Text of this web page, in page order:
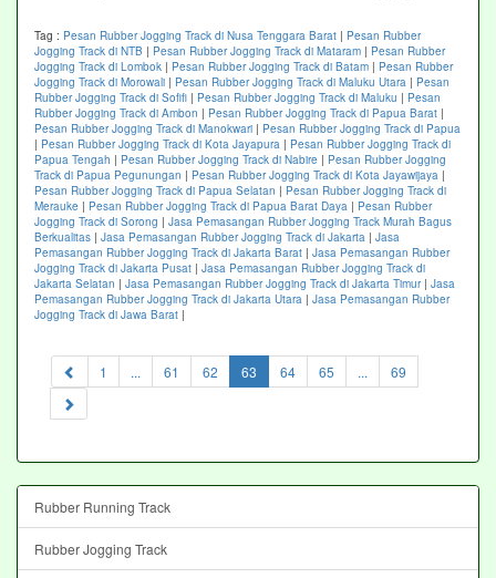
Tag : Pesan Rubber Jogging Track di Nusa Tenggara Barat | Pesan Rubber
Jogging Track di NTB | Pesan Rubber Jogging Track di Mataram | Pesan Rubber
Jogging Track di Lombok | Pesan Rubber Jogging Track di Batam | Pesan Rubber
Jogging Track di Morowali | Pesan Rubber Jogging Track di Maluku Utara | Pesan
Rubber Jogging Track di Sofifi | Pesan Rubber Jogging Track di Maluku | Pesan
Rubber Jogging Track di Ambon | Pesan Rubber Jogging Track di Papua Barat |
Pesan Rubber Jogging Track di Manokwari | Pesan Rubber Jogging Track di Papua
| Pesan Rubber Jogging Track di Kota Jayapura | Pesan Rubber Jogging Track di
Papua Tengah | Pesan Rubber Jogging Track di Nabire | Pesan Rubber Jogging
Track di Papua Pegunungan | Pesan Rubber Jogging Track di Kota Jayawijaya |
Pesan Rubber Jogging Track di Papua Selatan | Pesan Rubber Jogging Track di
Merauke | Pesan Rubber Jogging Track di Papua Barat Daya | Pesan Rubber
Jogging Track di Sorong | Jasa Pemasangan Rubber Jogging Track Murah Bagus
Berkualitas | Jasa Pemasangan Rubber Jogging Track di Jakarta | Jasa
Pemasangan Rubber Jogging Track di Jakarta Barat | Jasa Pemasangan Rubber
Jogging Track di Jakarta Pusat | Jasa Pemasangan Rubber Jogging Track di
Jakarta Selatan | Jasa Pemasangan Rubber Jogging Track di Jakarta Timur| Jasa
Pemasangan Rubber Jogging Track di Jakarta Utara | Jasa Pemasangan Rubber
Jogging Track di Jawa Barat |
1 ... 61 62 63 (current)
64 65 ... 69
Rubber Running Track
Rubber Jogging Track